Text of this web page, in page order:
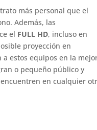
más personal que el
Además, las
el FULL HD, incluso en
proyección en
estos equipos en la
o pequeño público y
en cualquier